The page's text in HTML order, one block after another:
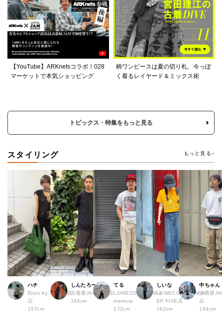
【YouTube】ARKnetsコラボ！028
マーケットで本気ショッピング
柄ワンピースは夏の切り札、今っぽ
く着るレイヤード＆ミックス術
トピックス・特集をもっと見る
スタイリング もっと見る
ハチ
Elulu by JAM 原宿
店
157cm
しんたろー
古着屋JAM 仙台店
163cm
てる
LOWECO by JAM a
memura
172cm
しいな
LOWECO by JAM H
EP FIVE店
162cm
中ちゃん
古着屋
店
164cm